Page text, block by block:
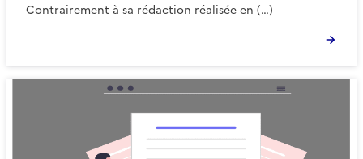
Contrairement à sa rédaction réalisée en (…)